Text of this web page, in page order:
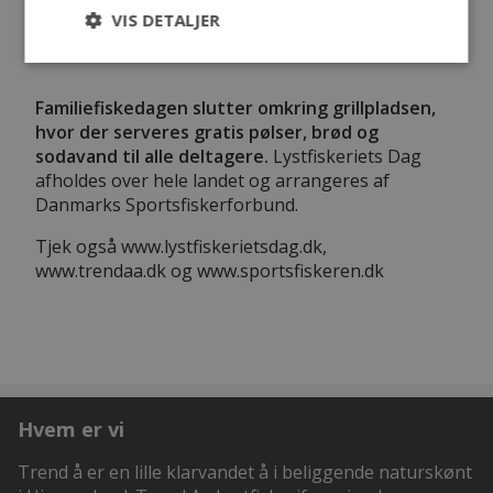
fluegrej
Familiefiskedagen slutter omkring grillpladsen,
hvor der serveres gratis pølser, brød og
sodavand til alle deltagere. Lystfiskeriets Dag
afholdes over hele landet og arrangeres af
Danmarks Sportsfiskerforbund.
Tjek også www.lystfiskerietsdag.dk,
www.trendaa.dk og www.sportsfiskeren.dk
Hvem er vi
Trend å er en lille klarvandet å i beliggende naturskønt
VIS DETALJER